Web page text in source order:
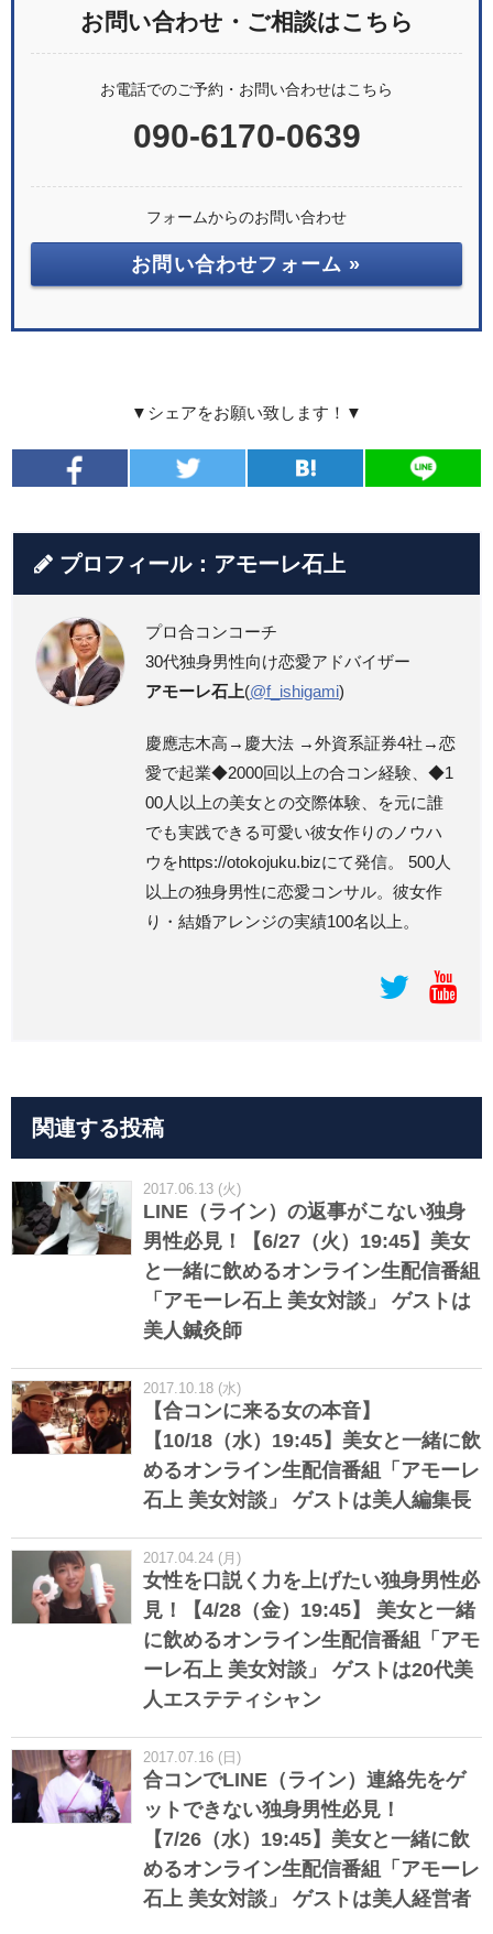
お問い合わせ・ご相談はこちら
お電話でのご予約・お問い合わせはこちら
090-6170-0639
フォームからのお問い合わせ
お問い合わせフォーム »
▼シェアをお願い致します！▼
プロフィール：アモーレ石上
プロ合コンコーチ
30代独身男性向け恋愛アドバイザー
アモーレ石上(@f_ishigami)
慶應志木高→慶大法 →外資系証券4社→恋
愛で起業◆2000回以上の合コン経験、◆1
00人以上の美女との交際体験、を元に誰
でも実践できる可愛い彼女作りのノウハ
ウをhttps://otokojuku.bizにて発信。 500人
以上の独身男性に恋愛コンサル。彼女作
り・結婚アレンジの実績100名以上。
関連する投稿
2017.06.13 (火)
LINE（ライン）の返事がこない独身
男性必見！【6/27（火）19:45】美女
と一緒に飲めるオンライン生配信番組
「アモーレ石上 美女対談」 ゲストは
美人鍼灸師
2017.10.18 (水)
【合コンに来る女の本音】
【10/18（水）19:45】美女と一緒に飲
めるオンライン生配信番組「アモーレ
石上 美女対談」 ゲストは美人編集長
2017.04.24 (月)
女性を口説く力を上げたい独身男性必
見！【4/28（金）19:45】 美女と一緒
に飲めるオンライン生配信番組「アモ
ーレ石上 美女対談」 ゲストは20代美
人エステティシャン
2017.07.16 (日)
合コンでLINE（ライン）連絡先をゲ
ットできない独身男性必見！
【7/26（水）19:45】美女と一緒に飲
めるオンライン生配信番組「アモーレ
石上 美女対談」 ゲストは美人経営者